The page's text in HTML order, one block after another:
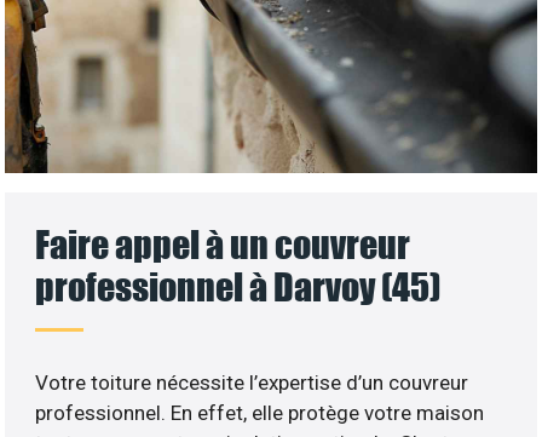
Faire appel à un couvreur
professionnel à Darvoy (45)
Votre toiture nécessite l’expertise d’un couvreur
professionnel. En effet, elle protège votre maison